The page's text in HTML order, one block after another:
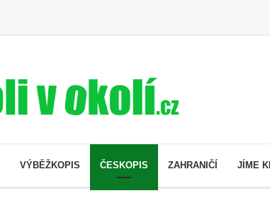
VÝBĚŽKOPIS ČESKOPIS ZAHRANIČÍ JÍME